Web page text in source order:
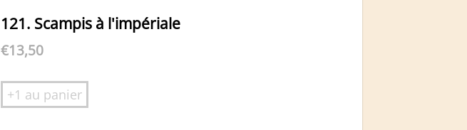
121. Scampis à l'impériale
€13,50
+1 au panier